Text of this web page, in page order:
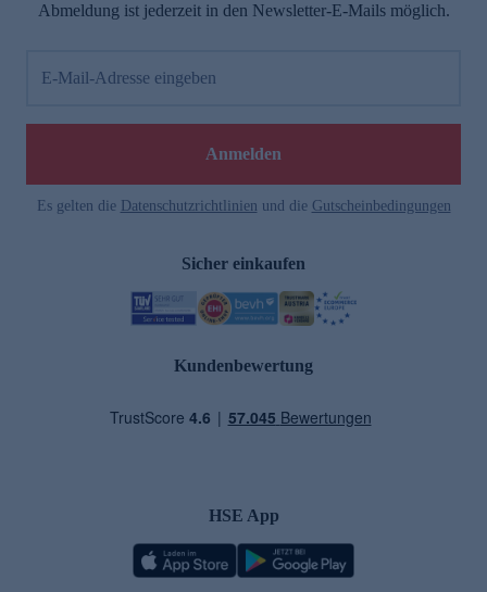
Abmeldung ist jederzeit in den Newsletter-E-Mails möglich.
E-Mail-Adresse eingeben
Anmelden
Es gelten die Datenschutzrichtlinien und die Gutscheinbedingungen
Sicher einkaufen
Kundenbewertung
HSE App